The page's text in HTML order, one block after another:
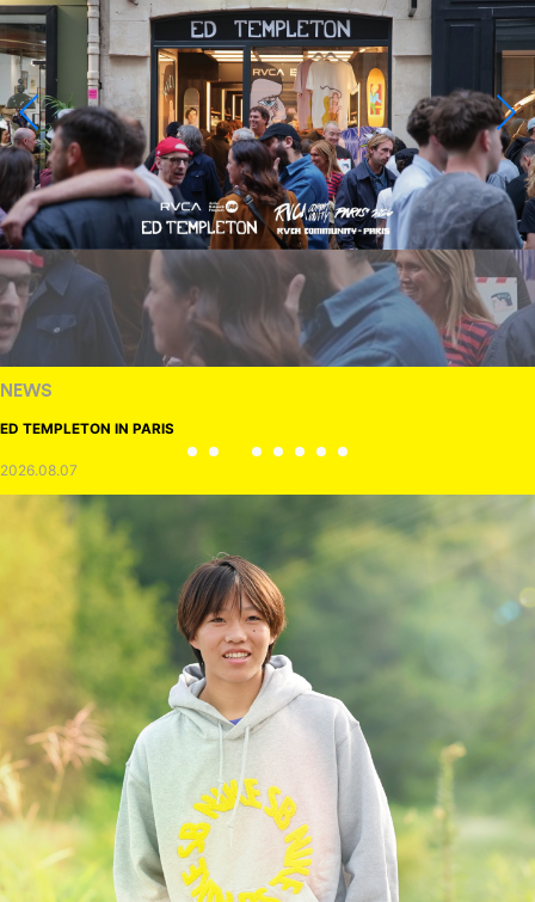
NEWS
ED TEMPLETON IN PARIS
2026.08.07